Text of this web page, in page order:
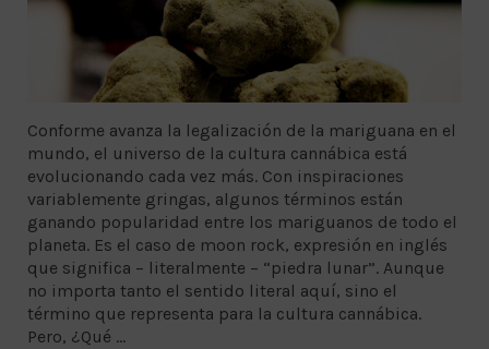
Conforme avanza la legalización de la mariguana en el
mundo, el universo de la cultura cannábica está
evolucionando cada vez más. Con inspiraciones
variablemente gringas, algunos términos están
ganando popularidad entre los mariguanos de todo el
planeta. Es el caso de moon rock, expresión en inglés
que significa – literalmente – “piedra lunar”. Aunque
no importa tanto el sentido literal aquí, sino el
término que representa para la cultura cannábica.
Pero, ¿Qué …